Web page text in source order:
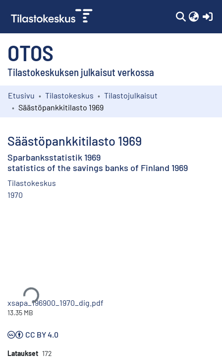
OTOS
Tilastokeskuksen julkaisut verkossa
Kokoelmat
Etusivu Tilastokeskus
Tilastojulkaisut
Säästöpankkitilasto 1969
Säästöpankkitilasto 1969
Sparbanksstatistik 1969
statistics of the savings banks of Finland 1969
Tilastokeskus
1970
xsapa_196900_1970_dig.pdf
13.35 MB
CC BY 4.0
Lataukset 172